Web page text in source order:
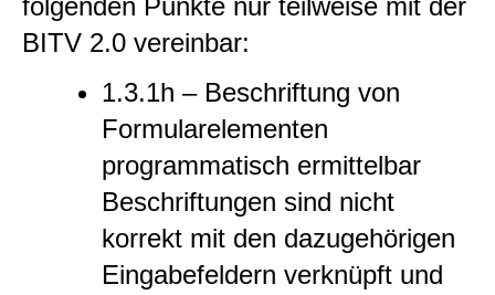
folgenden Punkte nur teilweise mit der
BITV 2.0 vereinbar:
1.3.1h – Beschriftung von
Formularelementen
programmatisch ermittelbar
Beschriftungen sind nicht
korrekt mit den dazugehörigen
Eingabefeldern verknüpft und